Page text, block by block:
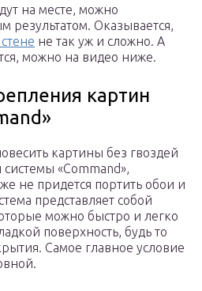
на месте, можно
результатом. Оказывается,
не так уж и сложно. А
можно на видео ниже.
картин
картины без гвоздей
«Command»,
не придется портить обои и
представляет собой
можно быстро и легко
поверхность, будь то
Самое главное условие